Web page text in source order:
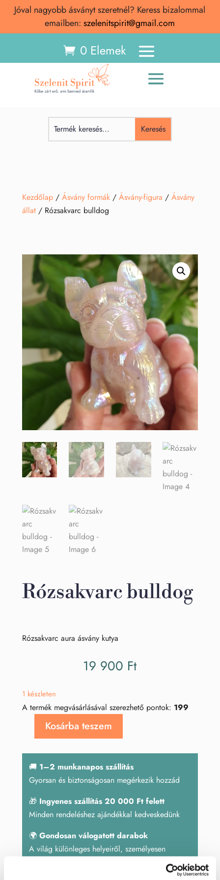
Jóval nagyobb ásványt szeretnél? Keress bizalommal
emailben: szelenitspirit@gmail.com
0 Elemek
Kezdőlap/ Ásvány formák/ Ásvány-figura / Ásvány
állat/ Rózsakvarc bulldog
Rózsakvarc bulldog
Rózsakvarc aura ásvány kutya
19 900 Ft
1 készleten
A termék megvásárlásával szerezhető pontok: 199
RózsakvarcKosárba teszem
🚚 1–2 munkanapos szállítás
Gyorsan és biztonságosan megérkezik hozzád
🎁 Ingyenes szállítás 20 000 Ft felett
Minden rendeléshez ajándékkal kedveskedünk
🌍 Gondosan válogatott darabok
A világ különleges helyeiről, személyesen